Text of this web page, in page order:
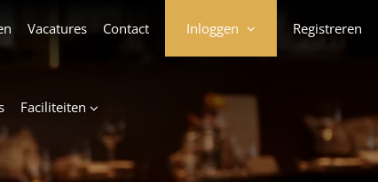
Vacatures Contact Inloggen Registreren
Faciliteiten